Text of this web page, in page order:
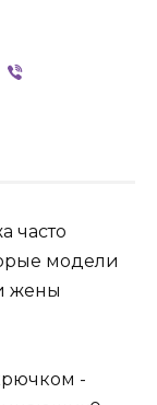
часто
модели
жены